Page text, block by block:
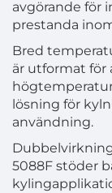
avgörande för
prestanda
Bred
är utformat för
lösning för
användning.
5088F stöder